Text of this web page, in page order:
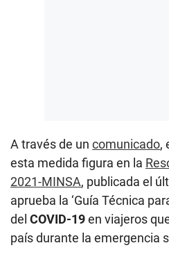
A través de un comunicado,
esta medida figura en la
2021-MINSA, publicada el
aprueba la ‘Guía Técnica
del COVID-19en viajeros
país durante la emergencia